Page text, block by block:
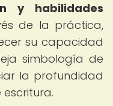
y habilidades
de la práctica,
su capacidad
simbología de
la profundidad